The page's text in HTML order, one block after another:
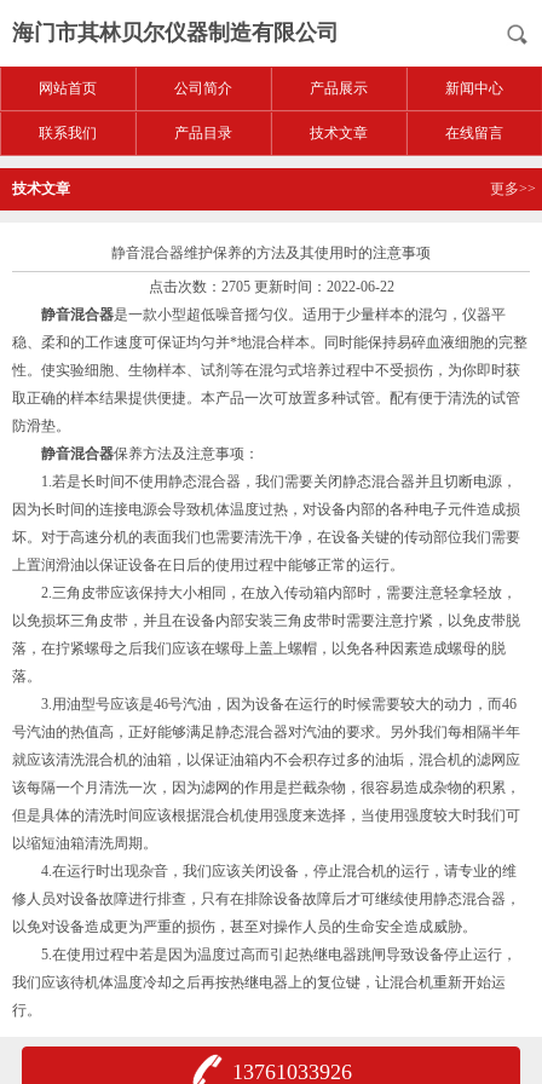
海门市其林贝尔仪器制造有限公司
网站首页 公司简介 产品展示 新闻中心
联系我们 产品目录 技术文章 在线留言
技术文章 更多>>
静音混合器维护保养的方法及其使用时的注意事项
点击次数：2705 更新时间：2022-06-22
静音混合器是一款小型超低噪音摇匀仪。适用于少量样本的混匀，仪器平
稳、柔和的工作速度可保证均匀并*地混合样本。同时能保持易碎血液细胞的完整
性。使实验细胞、生物样本、试剂等在混匀式培养过程中不受损伤，为你即时获
取正确的样本结果提供便捷。本产品一次可放置多种试管。配有便于清洗的试管
防滑垫。
静音混合器保养方法及注意事项：
1.若是长时间不使用静态混合器，我们需要关闭静态混合器并且切断电源，
因为长时间的连接电源会导致机体温度过热，对设备内部的各种电子元件造成损
坏。对于高速分机的表面我们也需要清洗干净，在设备关键的传动部位我们需要
上置润滑油以保证设备在日后的使用过程中能够正常的运行。
2.三角皮带应该保持大小相同，在放入传动箱内部时，需要注意轻拿轻放，
以免损坏三角皮带，并且在设备内部安装三角皮带时需要注意拧紧，以免皮带脱
落，在拧紧螺母之后我们应该在螺母上盖上螺帽，以免各种因素造成螺母的脱
落。
3.用油型号应该是46号汽油，因为设备在运行的时候需要较大的动力，而46
号汽油的热值高，正好能够满足静态混合器对汽油的要求。另外我们每相隔半年
就应该清洗混合机的油箱，以保证油箱内不会积存过多的油垢，混合机的滤网应
该每隔一个月清洗一次，因为滤网的作用是拦截杂物，很容易造成杂物的积累，
但是具体的清洗时间应该根据混合机使用强度来选择，当使用强度较大时我们可
以缩短油箱清洗周期。
4.在运行时出现杂音，我们应该关闭设备，停止混合机的运行，请专业的维
修人员对设备故障进行排查，只有在排除设备故障后才可继续使用静态混合器，
以免对设备造成更为严重的损伤，甚至对操作人员的生命安全造成威胁。
5.在使用过程中若是因为温度过高而引起热继电器跳闸导致设备停止运行，
我们应该待机体温度冷却之后再按热继电器上的复位键，让混合机重新开始运
行。
13761033926